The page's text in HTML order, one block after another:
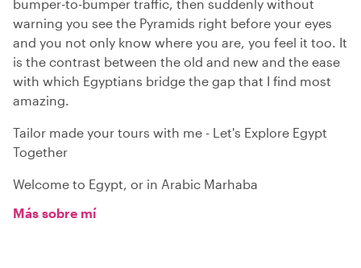
bumper-to-bumper traffic, then suddenly without
warning you see the Pyramids right before your eyes
and you not only know where you are, you feel it too. It
is the contrast between the old and new and the ease
with which Egyptians bridge the gap that I find most
amazing.
Tailor made your tours with me - Let's Explore Egypt
Together
Welcome to Egypt, or in Arabic Marhaba
Más sobre mí